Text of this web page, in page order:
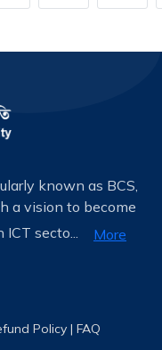
known as BCS,
a vision to become
secto...
More
Policy | FAQ